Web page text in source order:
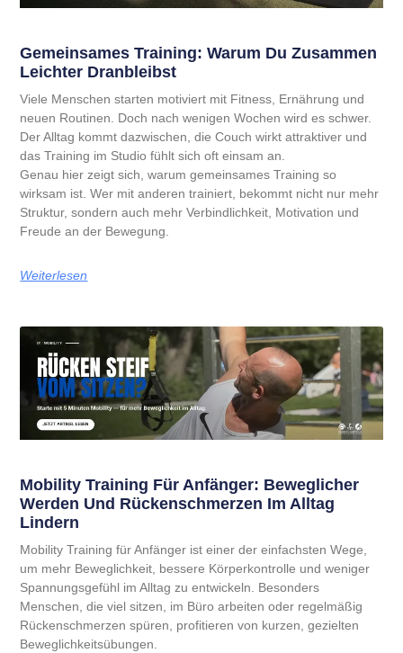
Gemeinsames Training: Warum Du Zusammen
Leichter Dranbleibst
Viele Menschen starten motiviert mit Fitness, Ernährung und
neuen Routinen. Doch nach wenigen Wochen wird es schwer.
Der Alltag kommt dazwischen, die Couch wirkt attraktiver und
das Training im Studio fühlt sich oft einsam an.
Genau hier zeigt sich, warum gemeinsames Training so
wirksam ist. Wer mit anderen trainiert, bekommt nicht nur mehr
Struktur, sondern auch mehr Verbindlichkeit, Motivation und
Freude an der Bewegung.
Weiterlesen
Mobility Training Für Anfänger: Beweglicher
Werden Und Rückenschmerzen Im Alltag
Lindern
Mobility Training für Anfänger ist einer der einfachsten Wege,
um mehr Beweglichkeit, bessere Körperkontrolle und weniger
Spannungsgefühl im Alltag zu entwickeln. Besonders
Menschen, die viel sitzen, im Büro arbeiten oder regelmäßig
Rückenschmerzen spüren, profitieren von kurzen, gezielten
Beweglichkeitsübungen.